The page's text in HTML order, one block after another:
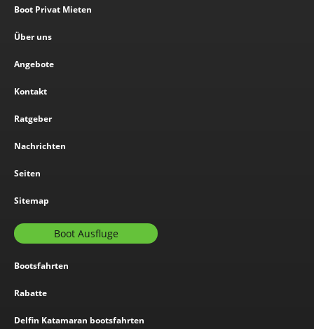
Boot Privat Mieten
Über uns
Angebote
Kontakt
Ratgeber
Nachrichten
Seiten
Sitemap
Boot Ausfluge
Bootsfahrten
Rabatte
Delfin Katamaran bootsfahrten